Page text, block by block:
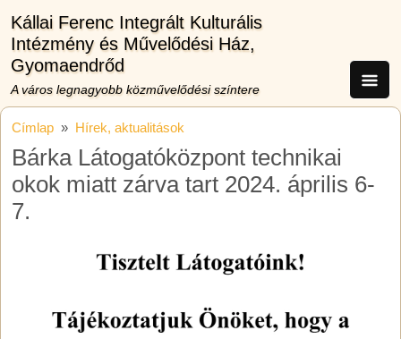
Kállai Ferenc Integrált Kulturális
Intézmény és Művelődési Ház,
Gyomaendrőd
A város legnagyobb közművelődési színtere
Címlap Hírek, aktualitások
Bárka Látogatóközpont technikai
okok miatt zárva tart 2024. április 6-
7.